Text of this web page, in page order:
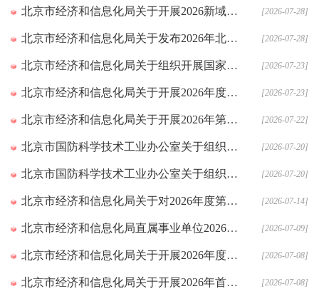
北京市经济和信息化局关于开展2026新域新质创新大赛预选推荐工作的通知 [2026-07-28]
北京市经济和信息化局关于发布2026年北京市先进级智能工厂（第二批）名单的通知 [2026-07-28]
北京市经济和信息化局关于组织开展国家级零碳工厂建设工作的通知 [2026-07-23]
北京市经济和信息化局关于开展2026年度智能工厂梯度培育行动的通知 [2026-07-23]
北京市经济和信息化局关于开展2026年第二批专精特新中小企业资质申报工作的通知 [2026-07-22]
北京市国防科学技术工业办公室关于组织征集“十五五”民用航天预研第二批项目指南需求建议的通知 [2026-07-20]
北京市国防科学技术工业办公室关于组织申报重复使用运载火箭科研项目（第三批）的通知 [2026-07-20]
北京市经济和信息化局关于对2026年度第七批北京市创新型中小企业名单进行公告的通知 [2026-07-14]
北京市经济和信息化局直属事业单位2026年公开招聘拟录用人员公示公告 （第二批） [2026-07-09]
北京市经济和信息化局关于开展2026年度农业领域机器人典型应用场景申报材料征集工作的通知 [2026-07-08]
北京市经济和信息化局关于开展2026年首台（套）重大技术装备保险补偿项目申报工作的通知 [2026-07-08]